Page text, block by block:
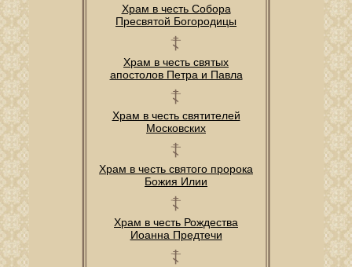
Храм в честь Собора
Пресвятой Богородицы
Храм в честь святых
апостолов Петра и Павла
Храм в честь святителей
Московских
Храм в честь святого пророка
Божия Илии
Храм в честь Рождества
Иоанна Предтечи